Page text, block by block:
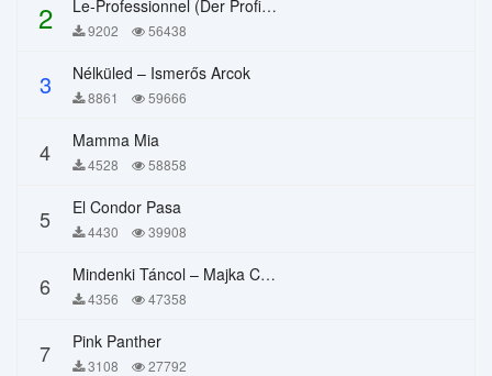
2 Le-Professionnel (Der Profi) – Chi Mai
9202 56438
3 Nélküled – Ismerős Arcok
8861 59666
4 Mamma Mia
4528 58858
5 El Condor Pasa
4430 39908
6 Mindenki Táncol – Majka Curtis, Péter Majoros
4356 47358
7 Pink Panther
3108 27792